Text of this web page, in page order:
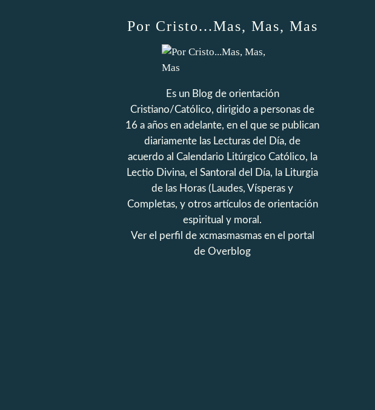
Por Cristo...Mas, Mas, Mas
Es un Blog de orientación
Cristiano/Católico, dirigido a personas de
16 a años en adelante, en el que se publican
diariamente las Lecturas del Día, de
acuerdo al Calendario Litúrgico Católico, la
Lectio Divina, el Santoral del Día, la Liturgia
de las Horas (Laudes, Vísperas y
Completas, y otros artículos de orientación
espiritual y moral.
Ver el perfil de xcmasmasmasen el portal
de Overblog